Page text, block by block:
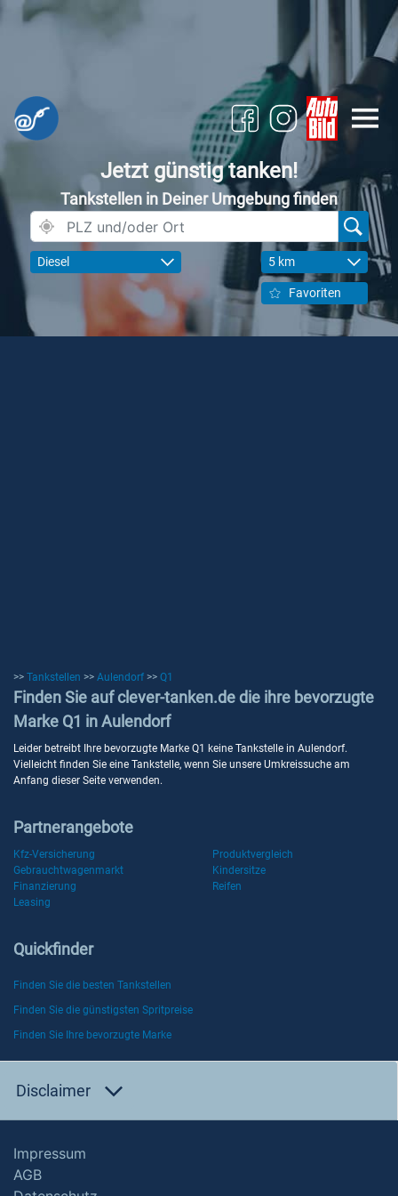
Jetzt günstig tanken!
Tankstellen in Deiner Umgebung finden
Diesel 5 km
Favoriten
>> Tankstellen >> Aulendorf >> Q1
Finden Sie auf clever-tanken.de die ihre bevorzugte
Marke Q1 in Aulendorf
Leider betreibt Ihre bevorzugte Marke Q1 keine Tankstelle in Aulendorf.
Vielleicht finden Sie eine Tankstelle, wenn Sie unsere Umkreissuche am
Anfang dieser Seite verwenden.
Partnerangebote
Kfz-Versicherung
Produktvergleich
Gebrauchtwagenmarkt
Kindersitze
Finanzierung
Reifen
Leasing
Quickfinder
Finden Sie die besten Tankstellen
Finden Sie die günstigsten Spritpreise
Finden Sie Ihre bevorzugte Marke
Disclaimer
Impressum
AGB